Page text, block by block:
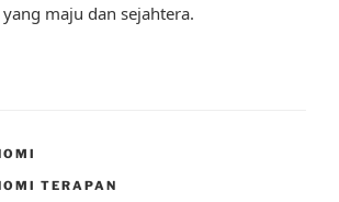
maju dan sejahtera.
TERAPAN